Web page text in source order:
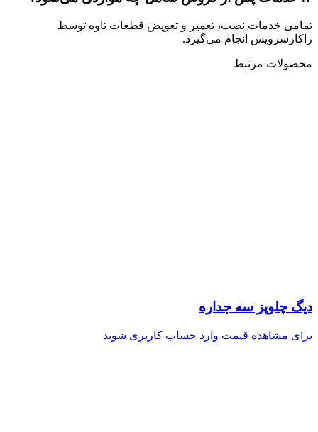
تمامی خدمات نصب، تعمیر و تعویض قطعات تاوه توسط
راکارسرویس انجام می‌گیرد.
محصولات مرتبط
دیگ چلوپز سه جداره
برای مشاهده قیمت وارد حساب کاربری شوید